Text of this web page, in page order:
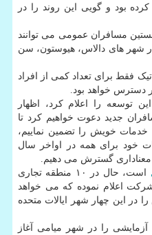
در سال ۲۰۲۵ تعیین کرده بود و گویی این روند را در
مسافران عمومی می توانند
شهر های دالاس، هیوستون، سن
فقط برای تعداد کمی از افراد
دسترس خواهد بود.
توسعه را اعلام کرد، اظهار
جدید دعوت خواهیم کرد تا
خدمات خویش را تضمین نماییم،
خود برای همه در اواخر سال
گسترش می دهیم.
است، حال در ۱۰ منطقه تجاری
اعلام نموده که می خواهد
در این چهار شهر ایالات متحده
را در شهر میامی آغاز